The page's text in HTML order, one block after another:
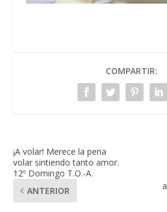
COMPARTIR:
¡A volar! Merece la pena
volar sintiendo tanto amor.
12º Domingo T.O.-A.
ANTERIOR